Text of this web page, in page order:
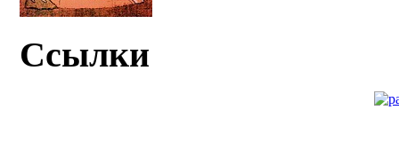
Ссылки